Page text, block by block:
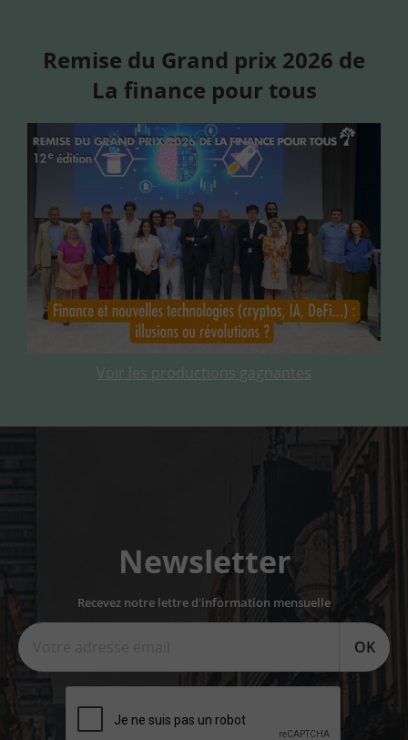
Remise du Grand prix 2026 de
La finance pour tous
Voir les productions gagnantes
Newsletter
Recevez notre lettre d'information mensuelle
OK